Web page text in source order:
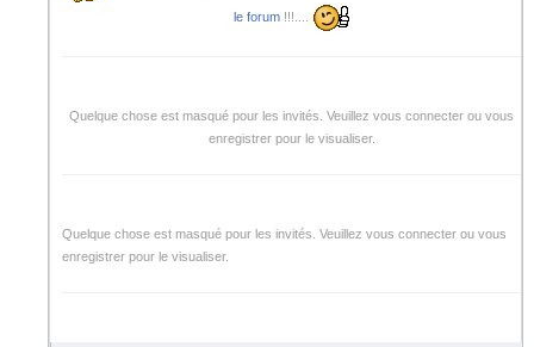
le forum!!!....
Quelque chose est masqué pour les invités. Veuillez vous connecter ou vous
enregistrer pour le visualiser.
Quelque chose est masqué pour les invités. Veuillez vous connecter ou vous
enregistrer pour le visualiser.